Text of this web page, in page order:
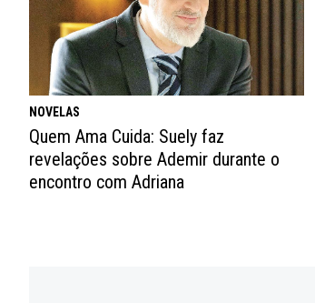
NOVELAS
Quem Ama Cuida: Suely faz
revelações sobre Ademir durante o
encontro com Adriana